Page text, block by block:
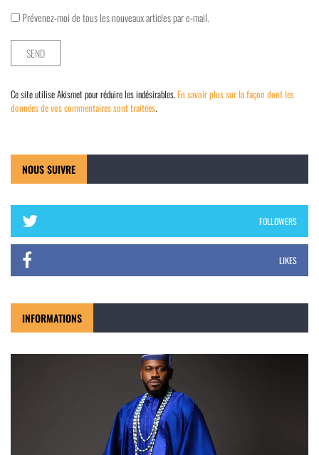
Prévenez-moi de tous les nouveaux articles par e-mail.
Ce site utilise Akismet pour réduire les indésirables.En savoir plus sur la façon dont les
données de vos commentaires sont traitées.
NOUS SUIVRE
FOLLOWERS
LIKES
INFORMATIONS